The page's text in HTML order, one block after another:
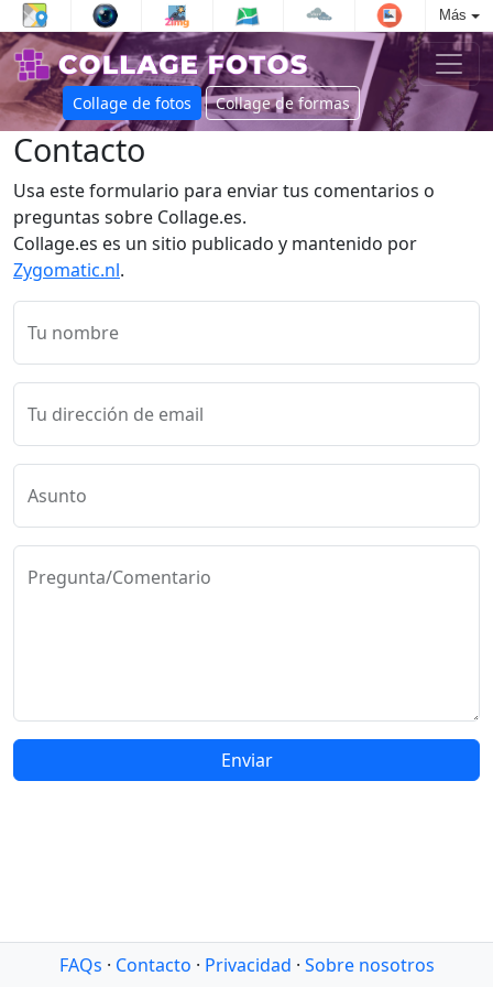
Más
Collage de fotos Collage de formas
Contacto
Usa este formulario para enviar tus comentarios o
preguntas sobre Collage.es.
Collage.es es un sitio publicado y mantenido por
Zygomatic.nl.
Tu nombre
Tu dirección de email
Asunto
Pregunta/Comentario
Enviar
FAQs · Contacto · Privacidad · Sobre nosotros